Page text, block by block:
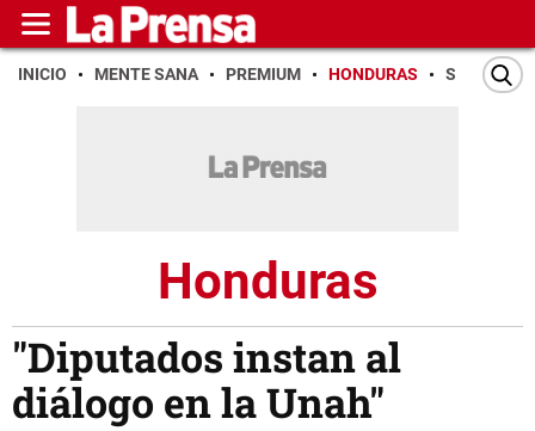
INICIO MENTE SANA PREMIUM HONDURAS SAN PEDRO
Honduras
"Diputados instan al
diálogo en la Unah"